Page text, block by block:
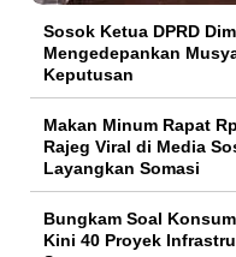
Sosok Ketua DPRD
Mengedepankan
Keputusan
Makan Minum Rapat
Rajeg Viral di Media
Layangkan Somasi
Bungkam Soal
Kini 40 Proyek